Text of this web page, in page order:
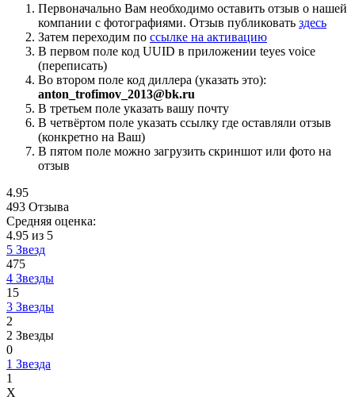
Первоначально Вам необходимо оставить отзыв о нашей
компании с фотографиями. Отзыв публиковать здесь
Затем переходим по ссылке на активацию
В первом поле код UUID в приложении teyes voice
(переписать)
Во втором поле код диллера (указать это):
anton_trofimov_2013@bk.ru
В третьем поле указать вашу почту
В четвёртом поле указать ссылку где оставляли отзыв
(конкретно на Ваш)
В пятом поле можно загрузить скриншот или фото на
отзыв
4.95
493 Отзыва
Средняя оценка:
4.95 из 5
5 Звезд
475
4 Звезды
15
3 Звезды
2
2 Звезды
0
1 Звезда
1
Х